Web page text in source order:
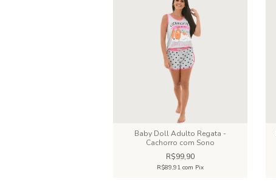
Baby Doll Adulto Regata -
Cachorro com Sono
R$99,90
R$89,91 com Pix